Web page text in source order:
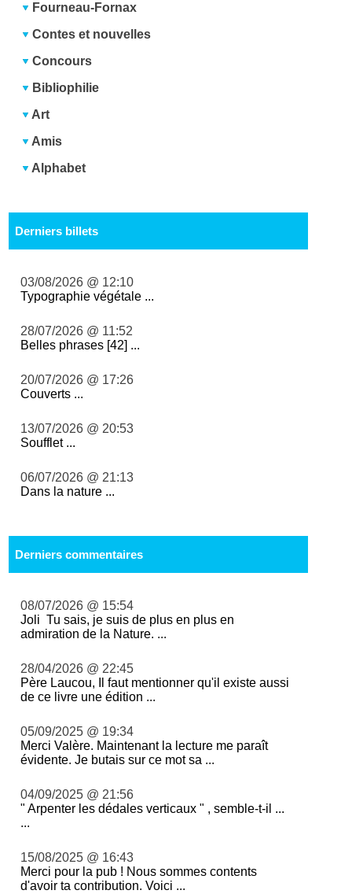
Fourneau-Fornax
Contes et nouvelles
Concours
Bibliophilie
Art
Amis
Alphabet
Derniers billets
03/08/2026 @ 12:10
Typographie végétale ...
28/07/2026 @ 11:52
Belles phrases [42] ...
20/07/2026 @ 17:26
Couverts ...
13/07/2026 @ 20:53
Soufflet ...
06/07/2026 @ 21:13
Dans la nature ...
Derniers commentaires
08/07/2026 @ 15:54
Joli Tu sais, je suis de plus en plus en
admiration de la Nature. ...
28/04/2026 @ 22:45
Père Laucou, Il faut mentionner qu'il existe aussi
de ce livre une édition ...
05/09/2025 @ 19:34
Merci Valère. Maintenant la lecture me paraît
évidente. Je butais sur ce mot sa ...
04/09/2025 @ 21:56
" Arpenter les dédales verticaux " , semble-t-il ...
...
15/08/2025 @ 16:43
Merci pour la pub ! Nous sommes contents
d'avoir ta contribution. Voici ...